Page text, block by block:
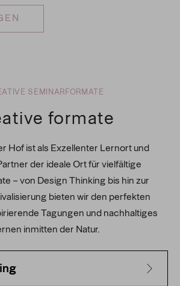
SEMINARFORMATE
formate
Hof ist als Exzellenter Lernort und
der ideale Ort für vielfältige
– von Design Thinking bis hin zur
bieten wir den perfekten
Tagungen und nachhaltiges
inmitten der Natur.